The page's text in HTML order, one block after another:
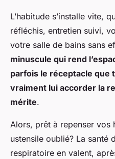
L’habitude s’installe vite,
réfléchis, entretien suivi,
votre salle de bains sans
minuscule qui rend
parfois le réceptacle que
vraiment lui accorder la
mérite.
Alors, prêt à repenser vos
ustensile oublié? La santé
respiratoire en valent,